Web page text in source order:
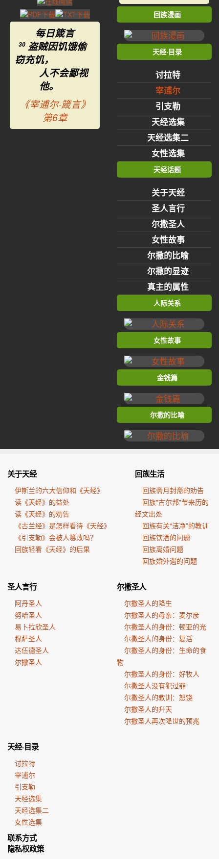
每日箴言
30 盗贼因饥饿偷
窃充饥，
人不会鄙视
他。
《宰逋尔·箴言》
第6章
回族漫画
天经·目录
讨拉特
宰逋尔
引支勒
天经选集
天经选集二
女性选集
天经话题
关于天经
圣人言行
尔撒圣人
女性故事
尔撒的比喻
尔撒的显迹
真主的属性
人际关系
女性故事
金钱篇
尔撒的比喻
关于天经
伊斯兰的六大信仰和《天经》
读《天经》的益处
读《天经》的劝告
《古兰经》是怎样看待《天经》
《引支勒》会被人篡改吗？
回族轻看《天经》的后果
回族生活
回族斋月封斋的劝告
回族"古尔邦"节来历的
经文出处
回族有关“洁净”的教训
回族饮酒的问题
回族离婚问题
回族婚外遇的问题
圣人言行
阿丹圣人
努哈圣人
易卜拉欣圣人
穆萨圣人
达伍德圣人
尔撒圣人
尔撒圣人
尔撒圣人的降生
尔撒圣人的母亲：麦尔彦
尔撒圣人的身份：顿亚的光
尔撒圣人的身份：复活
尔撒圣人的身份：生命的食
物
尔撒圣人的身份：好牧人
尔撒圣人没有犯过罪
尔撒圣人的教训：恕饶
尔撒圣人的升天
尔撒圣人再次降世的预兆
天经·目录
讨拉特
宰逋尔
引支勒
天经选集
天经选集二
女性选集
联系方式
隐私权政策